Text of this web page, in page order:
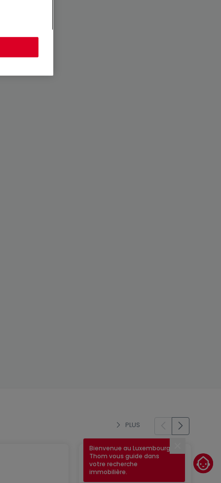
PLUS
Fermer
Bienvenue au Luxembourg !
Thom vous guide dans
votre recherche
immobilière.